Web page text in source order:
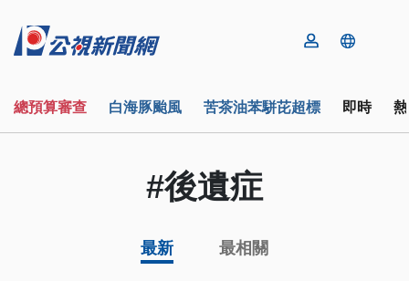
總預算審查 白海豚颱風 苦茶油苯駢芘超標 即時
#後遺症
最新 最相關